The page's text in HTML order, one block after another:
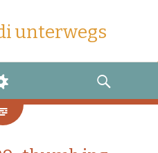
unterwegs